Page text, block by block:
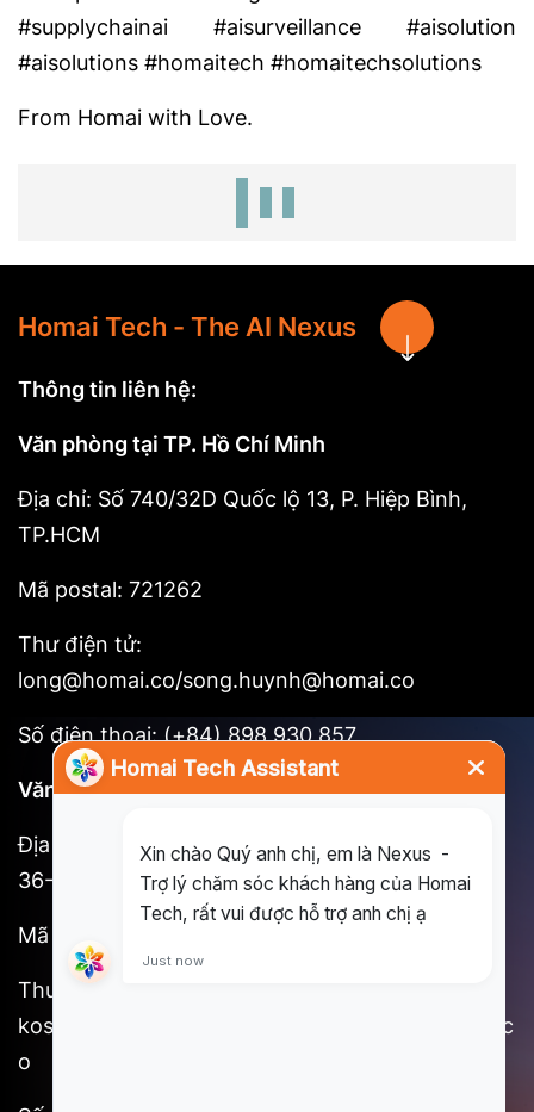
#supplychainai #aisurveillance #aisolution
#aisolutions #homaitech #homaitechsolutions
From Homai with Love.
Homai Tech - The AI Nexus
Thông tin liên hệ:
Văn phòng tại TP. Hồ Chí Minh
Địa chỉ: Số 740/32D Quốc lộ 13, P. Hiệp Bình,
TP.HCM
Mã postal: 721262
Thư điện tử:
long@homai.co/song.huynh@homai.co
Số điện thoại: (+84) 898 930 857
Văn phòng tại Tokyo
Địa chỉ: 3F, Shinjuku No. 7 Hayama Building, 1-
36-2 Shinjuku, Shinjuku-ku, Tokyo
Mã Postal: 160-0022
Thư điện tử:
kosuke.kawada@homai.co/song.huynh@homai.c
o